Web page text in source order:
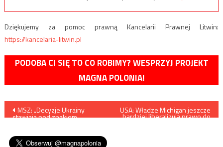
Dziękujemy za pomoc prawną Kancelarii Prawnej Litwin:
https://kancelaria-litwin.pl
PODOBA CI SIĘ TO CO ROBIMY? WESPRZYJ PROJEKT
MAGNA POLONIA!
Nawigacja
MSZ: „Decyzje Ukrainy
stawiają pod znakiem
USA: Władze Michigan jeszcze
bardziej liberalizują prawo do